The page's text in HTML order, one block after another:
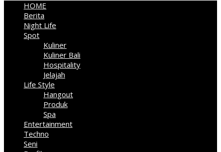
HOME
Berita
Night Life
Spot
Kuliner
Kuliner Bali
Hospitality
Jelajah
Life Style
Hangout
Produk
Spa
Entertainment
Techno
Seni